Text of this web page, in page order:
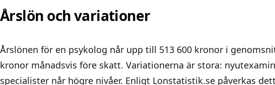
Årslön och variationer
Årslönen för en psykolog når upp till 513 600 kronor i
kronor månadsvis före skatt. Variationerna är stora:
specialister når högre nivåer. Enligt Lonstatistik.se påverkas